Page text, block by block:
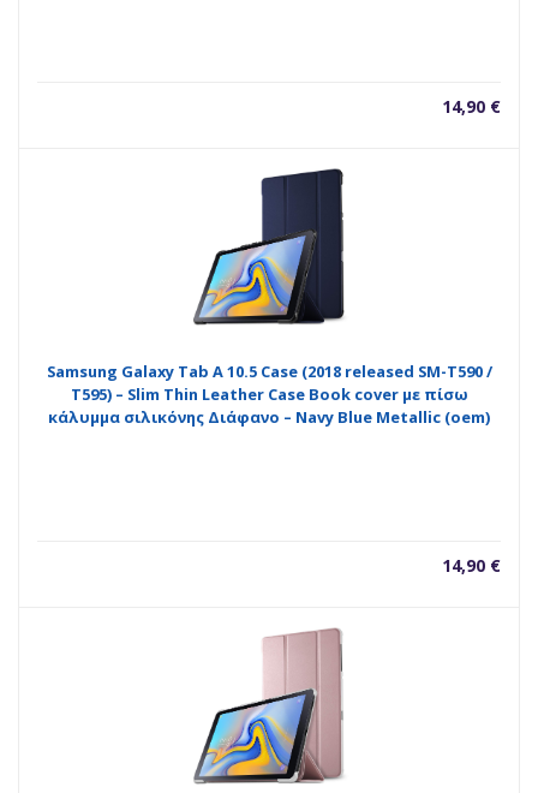
14,90 €
Samsung Galaxy Tab A 10.5 Case (2018 released SM-T590 /
T595) – Slim Thin Leather Case Book cover με πίσω
κάλυμμα σιλικόνης Διάφανο – Navy Blue Metallic (oem)
14,90 €